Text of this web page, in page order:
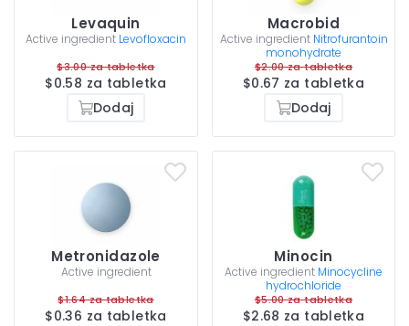
Levaquin
Active ingredient Levofloxacin
$3.00 za tabletka
$0.58 za tabletka
Dodaj
Macrobid
Active ingredient Nitrofurantoin
monohydrate
$2.00 za tabletka
$0.67 za tabletka
Dodaj
Metronidazole
Active ingredient
$1.64 za tabletka
$0.36 za tabletka
Minocin
Active ingredient Minocycline
hydrochloride
$5.00 za tabletka
$2.68 za tabletka